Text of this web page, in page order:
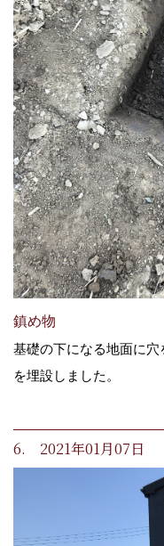
鎮め物
基礎の下になる地面に
を埋設しました。
6. 2021年01月07日